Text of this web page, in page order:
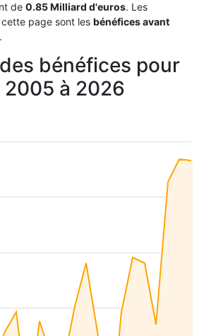
de 0.85 Milliard d'euros. Les
page sont les bénéfices avant
bénéfices pour
2005 à 2026